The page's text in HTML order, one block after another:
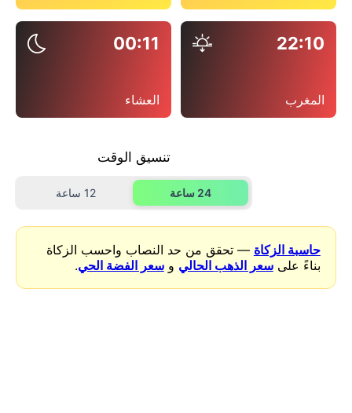
22:10
المغرب
00:11
العشاء
تنسيق الوقت
24 ساعة 12 ساعة
حاسبة الزكاة — تحقق من حد النصاب واحسب الزكاة
بناءً علىسعر الذهب الحالي وسعر الفضة الحي.